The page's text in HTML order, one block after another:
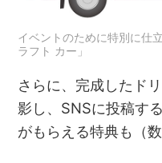
イベントのために特別に仕
ラフト カー」
さらに、完成したド
影し、SNSに投稿す
がもらえる特典も（数